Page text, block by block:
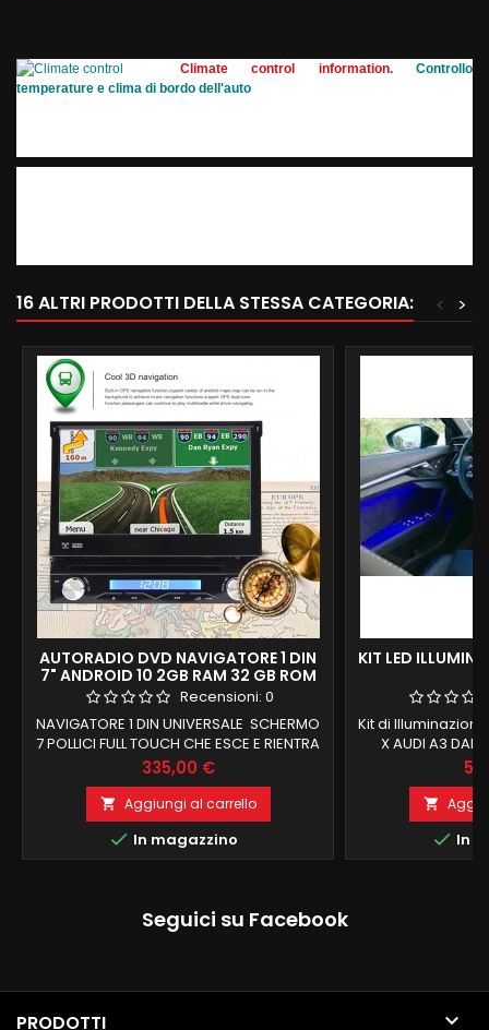
Climate control information. Controllo
temperature e clima di bordo dell'auto
16 ALTRI PRODOTTI DELLA STESSA CATEGORIA: >
<
AUTORADIO DVD NAVIGATORE 1 DIN
7" ANDROID 10 2GB RAM 32 GB ROM
4GRecensioni: 0
NAVIGATORE 1 DIN UNIVERSALE SCHERMO
7 POLLICI FULL TOUCH CHE ESCE E RIENTRA
AUTOMATICAMENTE SISTEMA ANDROID 9.0
2GB RAM 32 GB ROM FRONTALINO
ESTRAIBILE LOGO DI TUTTE LE AUTO
INSTALLAZIONE SU QUALSIASI AUTO CON
CONNETTORE ISO
Prezzo
335,00 €
 Aggiungi al carrello
 In magazzino
KIT LED
Kit di Illuminazione
X AUDI A3
tramite app su
composto 4
illuminazione
frontale 4

 In
Seguici su Facebook
PRODOTTI 